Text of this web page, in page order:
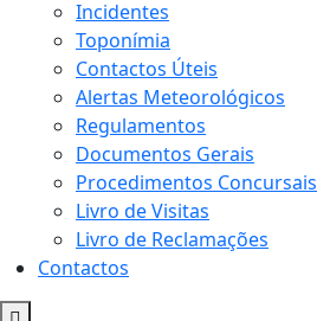
Incidentes
Toponímia
Contactos Úteis
Alertas Meteorológicos
Regulamentos
Documentos Gerais
Procedimentos Concursais
Livro de Visitas
Livro de Reclamações
Contactos